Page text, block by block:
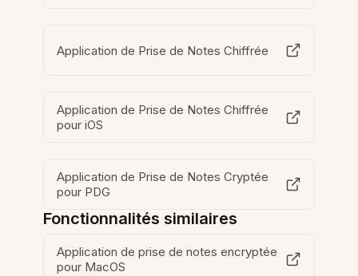
Application de Prise de Notes Chiffrée
Application de Prise de Notes Chiffrée
pour iOS
Application de Prise de Notes Cryptée
pour PDG
Fonctionnalités similaires
Application de prise de notes encryptée
pour MacOS